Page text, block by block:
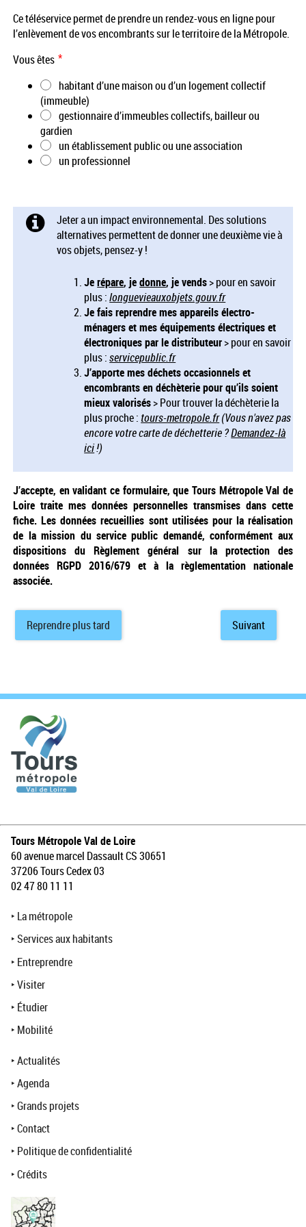
Ce téléservice permet de prendre un rendez-vous en ligne pour
l’enlèvement de vos encombrants sur le territoire de la Métropole.
Vous êtes *
habitant d’une maison ou d’un logement collectif
(immeuble)
gestionnaire d’immeubles collectifs, bailleur ou
gardien
un établissement public ou une association
un professionnel
Jeter a un impact environnemental. Des solutions
alternatives permettent de donner une deuxième vie à
vos objets, pensez-y !
Jerépare, jedonne, je vends> pour en savoir
plus :longuevieauxobjets.gouv.fr
Je fais reprendre mes appareils électro-
ménagers et mes équipements électriques et
électroniques par le distributeur> pour en savoir
plus :servicepublic.fr
J’apporte mes déchets occasionnels et
encombrants en déchèterie pour qu’ils soient
mieux valorisés> Pour trouver la déchèterie la
plus proche : tours-metropole.fr(Vous n'avez pas
encore votre carte de déchetterie ?Demandez-là
ici!)
J’accepte, en validant ce formulaire, que Tours Métropole Val de
Loire traite mes données personnelles transmises dans cette
fiche. Les données recueillies sont utilisées pour la réalisation
de la mission du service public demandé, conformément aux
dispositions du Règlement général sur la protection des
données RGPD 2016/679 et à la règlementation nationale
associée.
Suivant
Reprendre plus tard
Tours Métropole Val de Loire
60 avenue marcel Dassault CS 30651
37206 Tours Cedex 03
02 47 80 11 11
‣ La métropole
‣Services aux habitants
‣ Entreprendre
‣Visiter
‣ Étudier
‣ Mobilité
‣Actualités
‣Agenda
‣Grands projets
‣Contact
‣ Politique de confidentialité
‣Crédits